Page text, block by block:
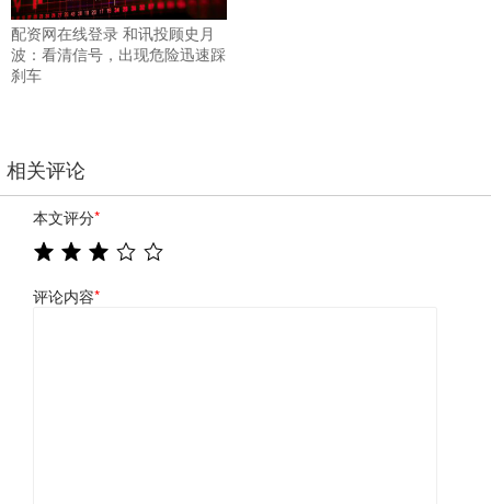
配资网在线登录 和讯投顾史月
波：看清信号，出现危险迅速踩
刹车
相关评论
本文评分*
评论内容*